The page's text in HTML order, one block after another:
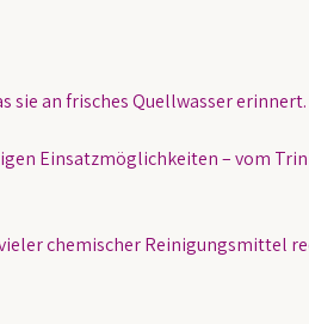
sie an frisches Quellwasser erinnert.
Einsatzmöglichkeiten – vom
chemischer Reinigungsmittel